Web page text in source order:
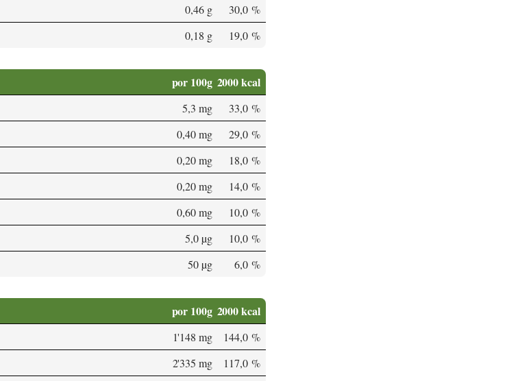
0,46 g
30,0 %
0,18 g 19,0 %
por 100g 2000 kcal
5,3 mg
33,0 %
0,40 mg
29,0 %
0,20 mg
18,0 %
0,20 mg
14,0 %
0,60 mg
10,0 %
5,0 µg
10,0 %
50 µg 6,0 %
por 100g 2000 kcal
1'148 mg
144,0 %
2'335 mg
117,0 %